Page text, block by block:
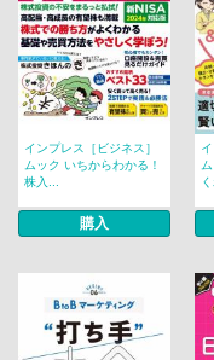
インプレス［ビジネス］
ムック いちからわかる！
株入...
購入
く